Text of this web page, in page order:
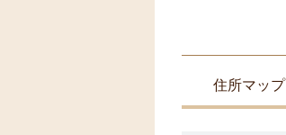
住所マップ